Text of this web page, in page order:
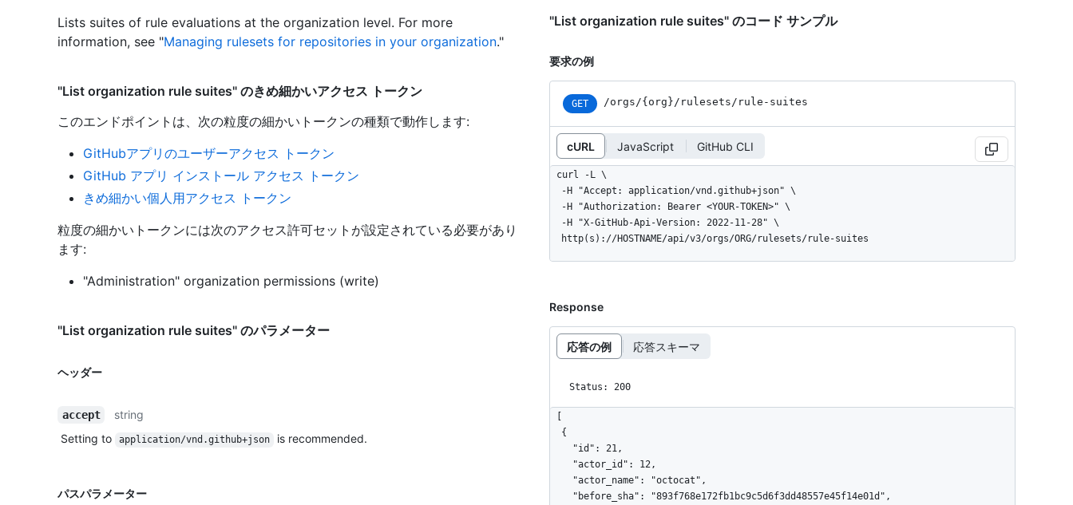
Lists suites of rule evaluations at the organization level. For more
information, see "Managing rulesets for repositories in your organization."
"List organization rule suites" のきめ細かいアクセス トークン
このエンドポイントは、次の粒度の細かいトークンの種類で動作します:
GitHubアプリのユーザーアクセス トークン
GitHub アプリ インストール アクセス トークン
きめ細かい個人用アクセス トークン
粒度の細かいトークンには次のアクセス許可セットが設定されている必要があり
ます:
"Administration" organization permissions (write)
"List organization rule suites" のパラメーター
ヘッダー
accept
string
Setting to
application/vnd.github+json is recommended.
パスパラメーター
"List organization rule suites" のコード サンプル
要求の例
GET /orgs/{org}/rulesets/rule-suites
cURL JavaScript GitHub CLI
curl -L \
  http(s)://HOSTNAME/api/v3/orgs/ORG/rulesets/rule-suites
Response
応答の例 応答スキーマ
Status: 200